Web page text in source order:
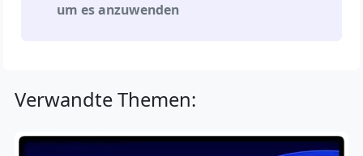
um es anzuwenden
Verwandte Themen: